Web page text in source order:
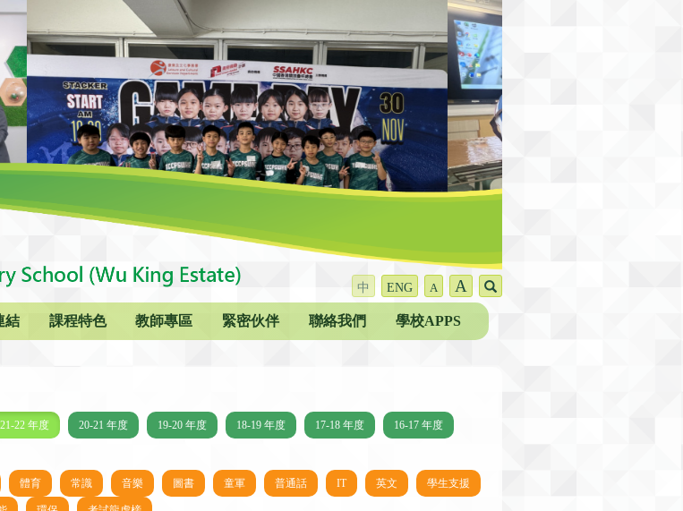
中 ENG A A
結 課程特色 教師專區 緊密伙伴 聯絡我們 學校APPS
21-22 年度 20-21 年度 19-20 年度 18-19 年度 17-18 年度 16-17 年度
體育 常識 音樂 圖書 童軍 普通話 IT 英文 學生支援